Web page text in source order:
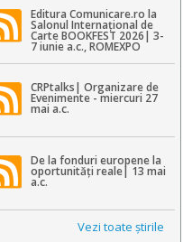
Editura Comunicare.ro la
Salonul Internațional de
Carte BOOKFEST 2026| 3-
7 iunie a.c., ROMEXPO
CRPtalks| Organizare de
Evenimente - miercuri 27
mai a.c.
De la fonduri europene la
oportunități reale| 13 mai
a.c.
Vezi toate ştirile